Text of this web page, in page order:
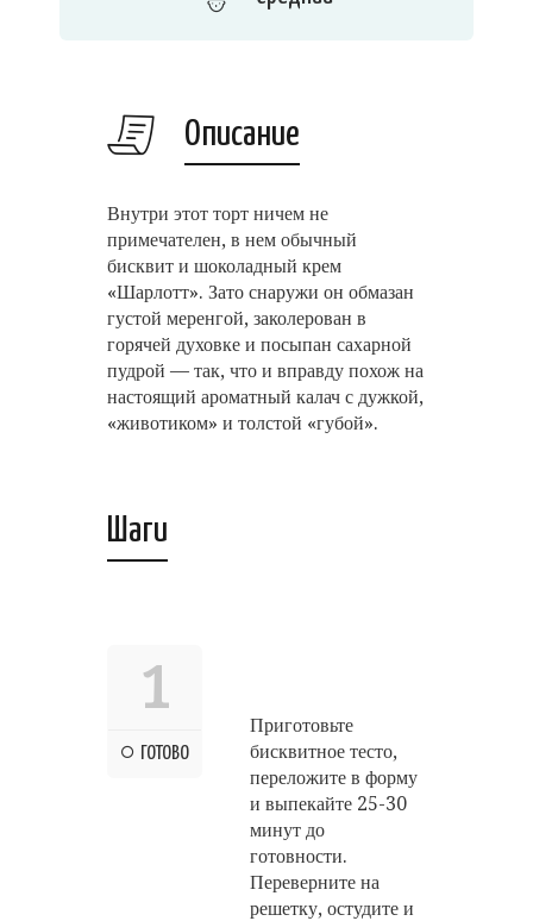
Описание
Внутри этот торт ничем не
примечателен, в нем обычный
бисквит и шоколадный крем
«Шарлотт». Зато снаружи он обмазан
густой меренгой, заколерован в
горячей духовке и посыпан сахарной
пудрой — так, что и вправду похож на
настоящий ароматный калач с дужкой,
«животиком» и толстой «губой».
Шаги
1
ГОТОВО
Приготовьте
бисквитное тесто,
переложите в форму
и выпекайте 25-30
минут до
готовности.
Переверните на
решетку, остудите и